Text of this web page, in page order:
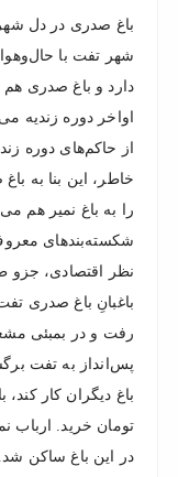
باغ صدری در دل
شهر تفت با
دارد و باغ صدری
از حاکم‌های دوره
خاطر، این بنا به
را به باغ نمیر هم
شکسته‌بندهای
نظر اقتصادی، جزو
باغبانِ باغ صدری
رفت و در بمبئی
پس‌انداز به تفت
تومان خرید. ارباب
در این باغ ساکن